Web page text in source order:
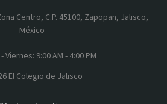
Centro, C.P. 45100, Zapopan, Jalisco,
México
Viernes: 9:00 AM - 4:00 PM
El Colegio de Jalisco